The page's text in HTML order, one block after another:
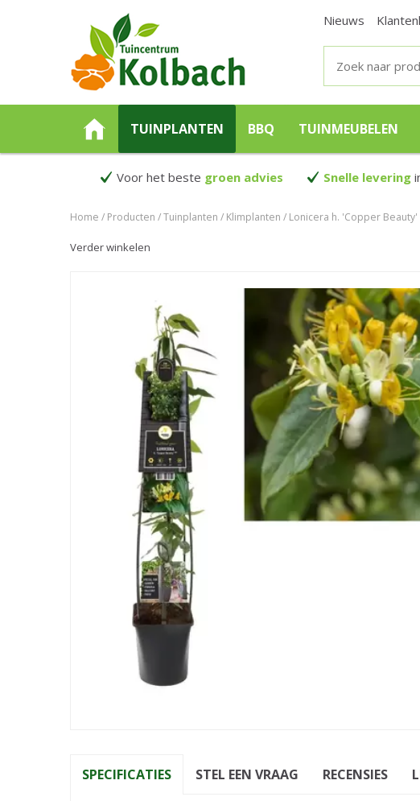
Home Producten Tuinplanten Klimplanten Lonicera h. 'Copper
Nieuws
TUINPLANTEN BBQ TUINMEUBELEN
Voor het beste groen advies Snelle levering
Verder winkelen
SPECIFICATIES STEL EEN VRAAG RECENSIES